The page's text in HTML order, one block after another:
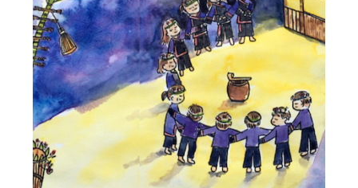
風味飲食
歌舞文化
歡迎來部落
旅遊資訊
部落美食
原民文創